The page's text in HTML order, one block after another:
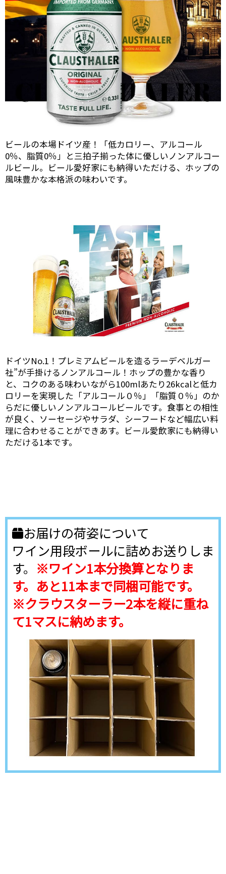
ビールの本場ドイツ産！「低カロリー、アルコール
0％、脂質0％」と三拍子揃った体に優しいノンアルコー
ルビール。ビール愛好家にも納得いただける、ホップの
風味豊かな本格派の味わいです。
ドイツNo.1！プレミアムビールを造るラーデベルガー
社”が手掛けるノンアルコール！ホップの豊かな香り
と、コクのある味わいながら100mlあたり26kcalと低カ
ロリーを実現した「アルコール０％」「脂質０％」のか
らだに優しいノンアルコールビールです。食事との相性
が良く、ソーセージやサラダ、シーフードなど幅広い料
理に合わせることができあす。ビール愛飲家にも納得い
ただける1本です。
お届けの荷姿について
ワイン用段ボールに詰めお送りしま
す。 ※ワイン1本分換算となりま
す。あと11本まで同梱可能です。
※クラウスターラー2本を縦に重ね
て1マスに納めます。